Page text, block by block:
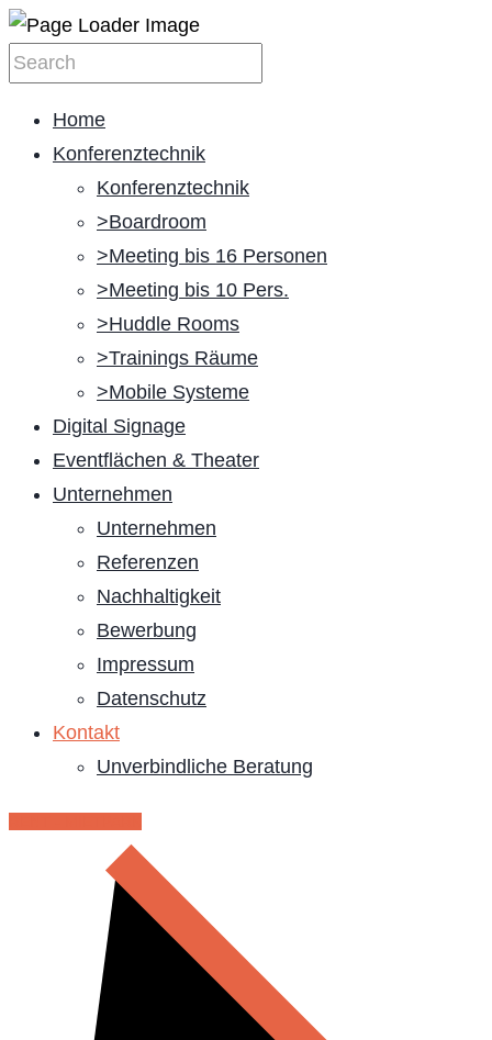
Home
Konferenztechnik
Konferenztechnik
>Boardroom
>Meeting bis 16 Personen
>Meeting bis 10 Pers.
>Huddle Rooms
>Trainings Räume
>Mobile Systeme
Digital Signage
Eventflächen & Theater
Unternehmen
Unternehmen
Referenzen
Nachhaltigkeit
Bewerbung
Impressum
Datenschutz
Kontakt
Unverbindliche Beratung